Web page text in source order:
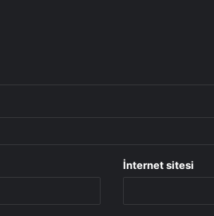
İnternet sitesi